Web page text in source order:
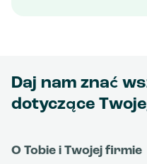
Daj nam znać
dotyczące
O Tobie i Twojej firmie